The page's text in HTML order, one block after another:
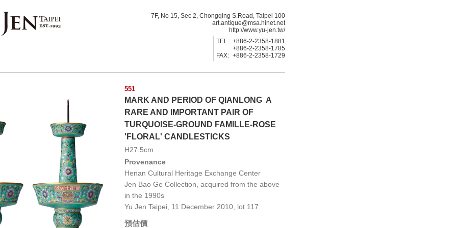
7F, No 15, Sec 2, Chongqing S.Road, Taipei 100
art.antique@msa.hinet.net
http://www.yu-jen.tw/
TEL: +886-2-2358-1881
+886-2-2358-1785
FAX: +886-2-2358-1729
551
MARK AND PERIOD OF QIANLONG A
RARE AND IMPORTANT PAIR OF
TURQUOISE-GROUND FAMILLE-ROSE
'FLORAL' CANDLESTICKS
H27.5cm
Provenance
Henan Cultural Heritage Exchange Center
Jen Bao Ge Collection, acquired from the above
in the 1990s
Yu Jen Taipei, 11 December 2010, lot 117
預估價